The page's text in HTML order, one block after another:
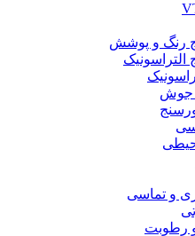
رنگ و پوشش
جوش
و تماسی
و رطوبت